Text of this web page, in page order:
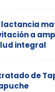
lactancia
a
integral
de